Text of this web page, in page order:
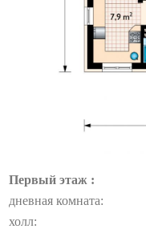
Первый этаж :
дневная комната:
холл: